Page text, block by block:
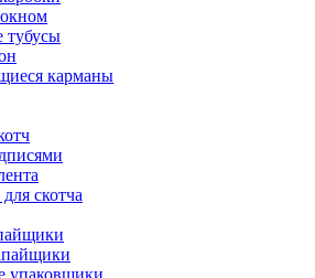
тубусы
карманы
скотча
упаковщики